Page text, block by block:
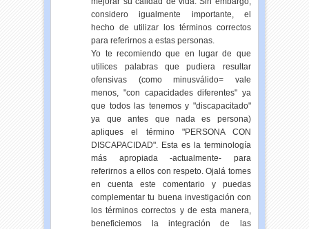
considero igualmente importante, el
hecho de utilizar los términos correctos
para referirnos a estas personas.
Yo te recomiendo que en lugar de que
utilices palabras que pudiera resultar
ofensivas (como minusválido= vale
menos, "con capacidades diferentes" ya
que todos las tenemos y "discapacitado"
ya que antes que nada es persona)
apliques el término "PERSONA CON
DISCAPACIDAD". Esta es la terminología
más apropiada -actualmente- para
referirnos a ellos con respeto. Ojalá tomes
en cuenta este comentario y puedas
complementar tu buena investigación con
los términos correctos y de esta manera,
beneficiemos la integración de las